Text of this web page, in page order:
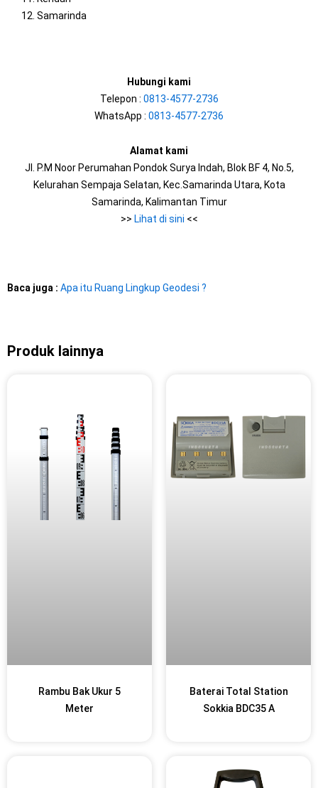
Samarinda
Hubungi kami
Telepon : 0813-4577-2736
WhatsApp : 0813-4577-2736
Alamat kami
Jl. P.M Noor Perumahan Pondok Surya Indah, Blok BF 4, No.5,
Kelurahan Sempaja Selatan, Kec.Samarinda Utara, Kota
Samarinda, Kalimantan Timur
>> Lihat di sini <<
Baca juga : Apa itu Ruang Lingkup Geodesi ?
Produk lainnya
Rambu Bak Ukur 5
Meter
Baterai Total Station
Sokkia BDC35 A